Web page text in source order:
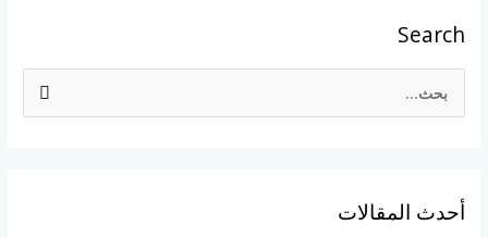
Search
ث
أحدث المقالات